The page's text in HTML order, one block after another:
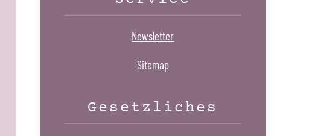
Newsletter
Sitemap
Gesetzliches